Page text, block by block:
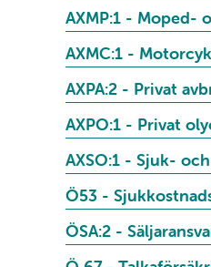
AXMP:1 - Moped-
AXMC:1 -
AXPA:2 - Privat
AXPO:1 - Privat
AXSO:1 - Sjuk-
Ö53 -
ÖSA:2 -